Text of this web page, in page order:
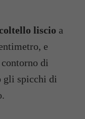
liscio a
e
di
gli spicchi di